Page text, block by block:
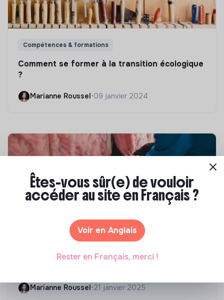
Compétences & formations
Comment se former à la transition écologique
?
Marianne Roussel •09 janvier 2024
Compétences & formations
Top 8 des formations en rénovation
Marianne Roussel•21 janvier 2025
Êtes-vous sûr(e) de vouloir
accéder au site en Français ?
Voir en Anglais
Rester en Français, merci !